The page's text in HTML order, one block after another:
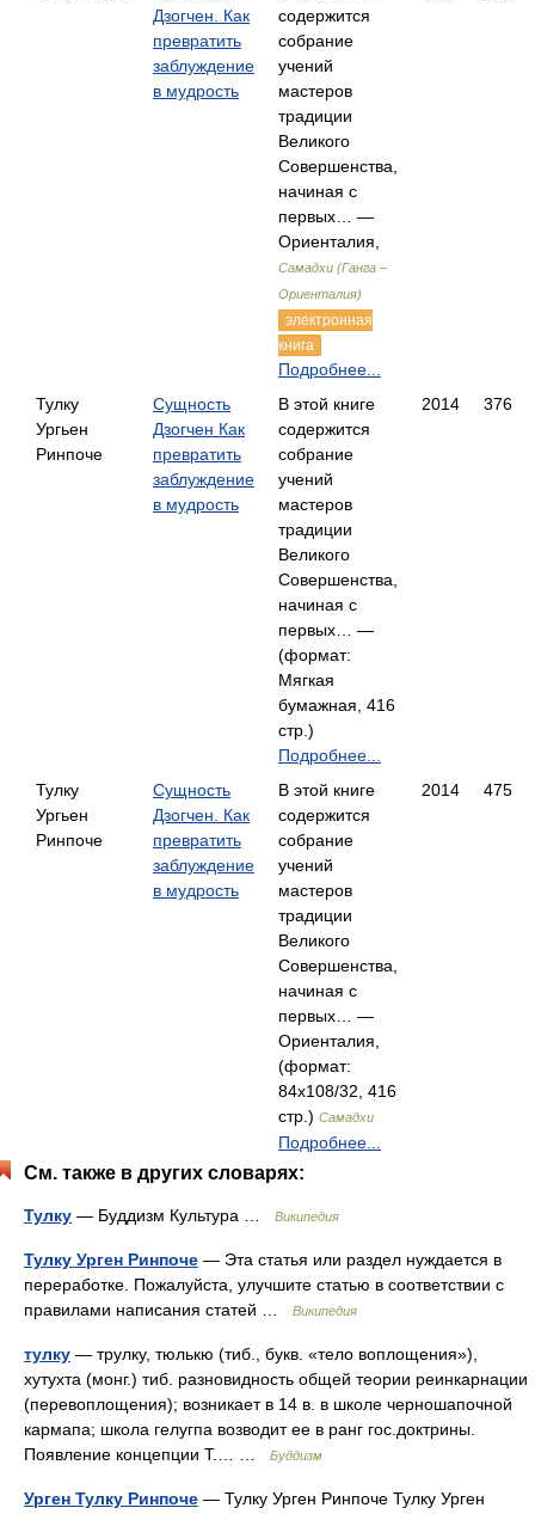
Дзогчен. Как
превратить
заблуждение
в мудрость
содержится
собрание
учений
мастеров
традиции
Великого
Совершенства,
начиная с
первых… —
Ориенталия,
Самадхи (Ганга –
Ориенталия)
электронная
книга
Подробнее...
Тулку
Ургьен
Ринпоче
Сущность
Дзогчен Как
превратить
заблуждение
в мудрость
В этой книге
содержится
собрание
учений
мастеров
традиции
Великого
Совершенства,
начиная с
первых… —
(формат:
Мягкая
бумажная, 416
стр.)
Подробнее...
2014 376
Тулку
Ургьен
Ринпоче
Сущность
Дзогчен. Как
превратить
заблуждение
в мудрость
В этой книге
содержится
собрание
учений
мастеров
традиции
Великого
Совершенства,
начиная с
первых… —
Ориенталия,
(формат:
84x108/32, 416
стр.) Самадхи
Подробнее...
2014 475
См. также в других словарях:
Тулку — Буддизм Культура … Википедия
Тулку Урген Ринпоче — Эта статья или раздел нуждается в
переработке. Пожалуйста, улучшите статью в соответствии с
правилами написания статей …
Википедия
тулку — трулку, тюлькю (тиб., букв. «тело воплощения»),
хутухта (монг.) тиб. разновидность общей теории реинкарнации
(перевоплощения); возникает в 14 в. в школе черношапочной
кармапа; школа гелугпа возводит ее в ранг гос.доктрины.
Появление концепции Т.… …
Буддизм
Урген Тулку Ринпоче — Тулку Урген Ринпоче Тулку Урген